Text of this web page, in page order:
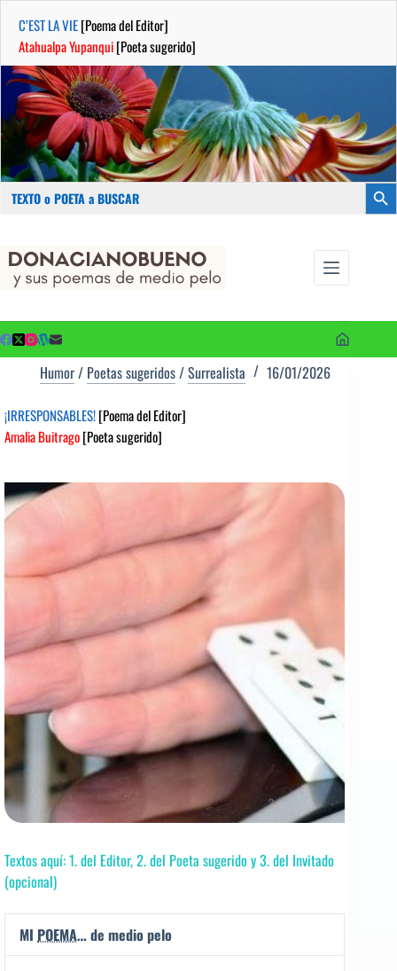
C’EST LA VIE[Poema del Editor]
Atahualpa Yupanqui[Poeta sugerido]
Buscar:
contenido
Humor/ Poetas sugeridos/Surrealista 16/01/2026
¡IRRESPONSABLES![Poema del Editor]
Amalia Buitrago[Poeta sugerido]
Textos aquí: 1. del Editor, 2. del Poeta sugerido y 3. del Invitado
(opcional)
MI POEMA… de medio pelo